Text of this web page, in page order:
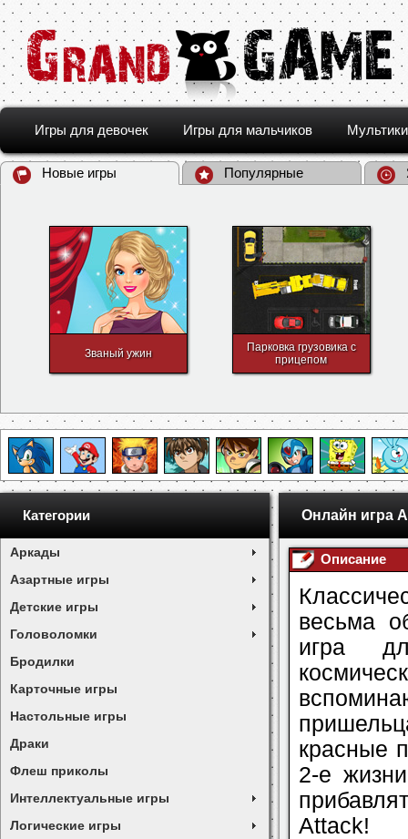
Игры для девочек Игры для мальчиков Мультики
Новые игры Популярные
Званый ужин
Парковка грузовика с
прицепом
Категории
Аркады
Азартные игры
Детские игры
Головоломки
Бродилки
Карточные игры
Настольные игры
Драки
Флеш приколы
Интеллектуальные игры
Логические игры
Онлайн игра
Описание
весьма
игра
красные
2-е
Attack!